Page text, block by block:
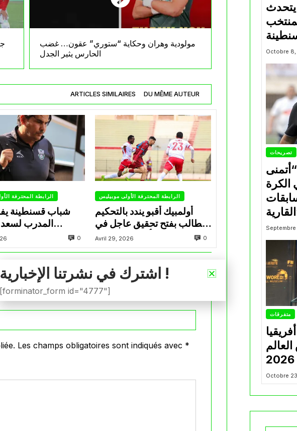
مولودية وهران وحكاية “ستوري” عقون… غضب
الحارس يثير الجدل
ARTICLES SIMILAIRES DU MÊME AUTEUR
الرابطة المحترفة
شباب قسنطينة
المدرب لسعد
0
الرابطة المحترفة الأولى موبيليس
أولمبيك أقبو يندد بالتحكيم
ويطالب بفتح تحقيق عاجل في
تجاوزات أثّرت على نتائج
الفريق
Avril 29, 2026 0
VOIR PLUS
Les champs obligatoires sont indiqués avec *
يتحدث
Octobre
تصريحات
الكرة
Septembre
متفرقات
2026
Octobre
اشترك في نشرتنا الإخبارية !
[forminator_form id="4777"]